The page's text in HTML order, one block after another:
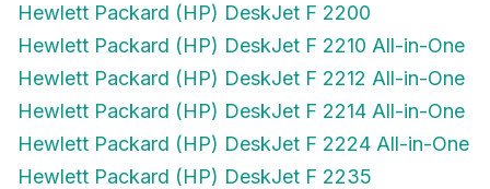
Hewlett Packard (HP) DeskJet F 2200
Hewlett Packard (HP) DeskJet F 2210 All-in-One
Hewlett Packard (HP) DeskJet F 2212 All-in-One
Hewlett Packard (HP) DeskJet F 2214 All-in-One
Hewlett Packard (HP) DeskJet F 2224 All-in-One
Hewlett Packard (HP) DeskJet F 2235